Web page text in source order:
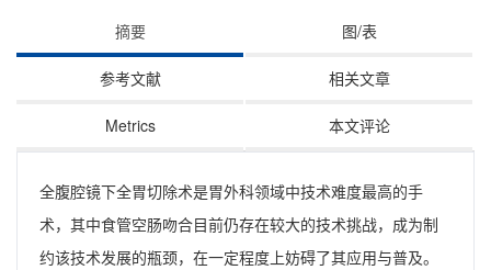
摘要
图/表
参考文献 相关文章
Metrics 本文评论
全腹腔镜下全胃切除术是胃外科领域中技术难度最高的手
术，其中食管空肠吻合目前仍存在较大的技术挑战，成为制
约该技术发展的瓶颈，在一定程度上妨碍了其应用与普及。